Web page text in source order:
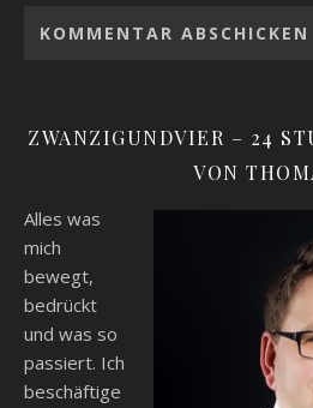
ZWANZIGUNDVIER – 24
VON
Alles was
mich
bewegt,
bedrückt
und was so
passiert. Ich
beschäftige